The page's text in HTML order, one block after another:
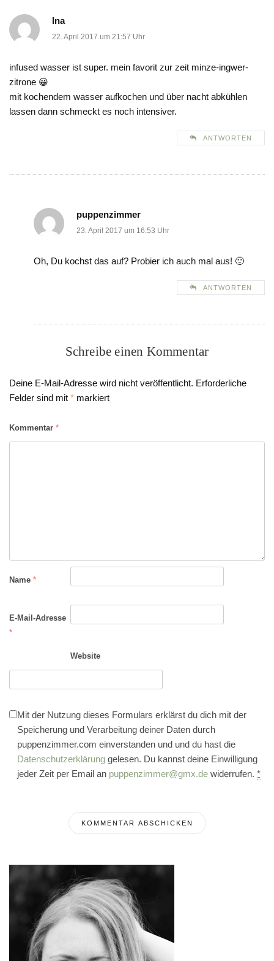
Ina
22. April 2017 um 21:57 Uhr
infused wasser ist super. mein favorit zur zeit minze-ingwer-
zitrone 😀
mit kochendem wasser aufkochen und über nacht abkühlen
lassen dann schmeckt es noch intensiver.
ANTWORTEN
puppenzimmer
23. April 2017 um 16:53 Uhr
Oh, Du kochst das auf? Probier ich auch mal aus! 🙂
ANTWORTEN
Schreibe einen Kommentar
Deine E-Mail-Adresse wird nicht veröffentlicht. Erforderliche
Felder sind mit * markiert
Kommentar *
Name *
E-Mail-Adresse
*
Website
Mit der Nutzung dieses Formulars erklärst du dich mit der
Speicherung und Verarbeitung deiner Daten durch
puppenzimmer.com einverstanden und und du hast die
Datenschutzerklärung gelesen. Du kannst deine Einwilligung
jeder Zeit per Email an puppenzimmer@gmx.de widerrufen. *